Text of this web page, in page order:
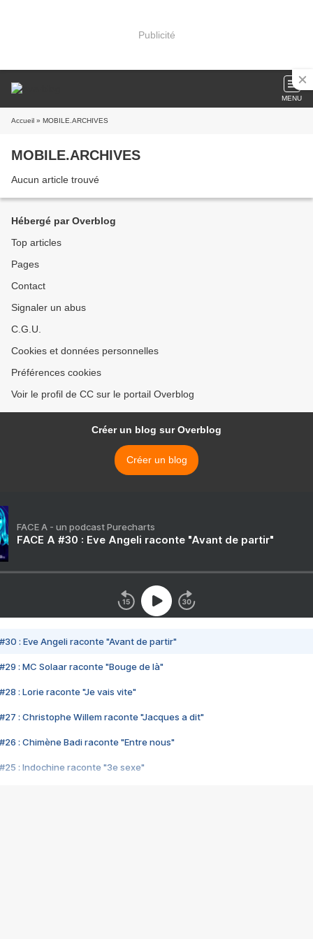
Publicité
MENU
Accueil » MOBILE.ARCHIVES
MOBILE.ARCHIVES
Aucun article trouvé
Hébergé par Overblog
Top articles
Pages
Contact
Signaler un abus
C.G.U.
Cookies et données personnelles
Préférences cookies
Voir le profil de CC sur le portail Overblog
Créer un blog sur Overblog
Créer un blog
FACE A - un podcast Purecharts
FACE A #30 : Eve Angeli raconte "Avant de partir"
#30 : Eve Angeli raconte "Avant de partir"
#29 : MC Solaar raconte "Bouge de là"
#28 : Lorie raconte "Je vais vite"
#27 : Christophe Willem raconte "Jacques a dit"
#26 : Chimène Badi raconte "Entre nous"
#25 : Indochine raconte "3e sexe"